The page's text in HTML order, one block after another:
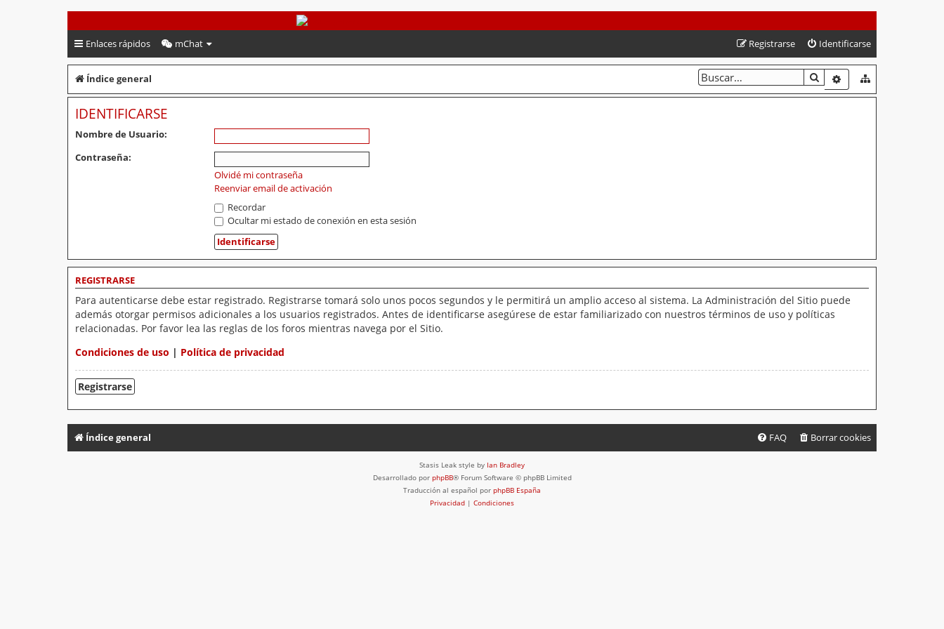
PeruVoley.com
Enlaces rápidos mChat Identificarse
Registrarse
Índice general BUSCARBÚSQUEDA
IDENTIFICARSE
Nombre de Usuario:
Contraseña:
Olvidé mi contraseña
Reenviar email de activación
Recordar
Ocultar mi estado de conexión en esta sesión
REGISTRARSE
Para autenticarse debe estar registrado. Registrarse tomará solo unos pocos segundos y le permitirá un amplio acceso al sistema. La Administración del Sitio puede
además otorgar permisos adicionales a los usuarios registrados. Antes de identificarse asegúrese de estar familiarizado con nuestros términos de uso y políticas
relacionadas. Por favor lea las reglas de los foros mientras navega por el Sitio.
Condiciones de uso | Política de privacidad
Registrarse
Índice general Borrar cookies
FAQ
Stasis Leak style by Ian Bradley
Desarrollado por phpBB® Forum Software © phpBB Limited
Traducción al español por phpBB España
Privacidad | Condiciones